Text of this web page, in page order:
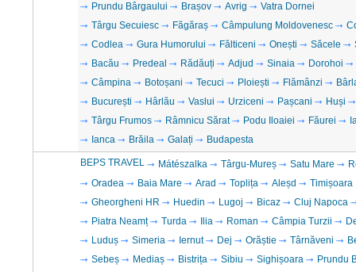
Prundu Bârgaului
Brașov Avrig
Vatra Dornei
Târgu Secuiesc
Făgăraș Câmpulung Moldovenesc
Codlea
Gura Humorului Fălticeni Onești Săcele
Bacău
Predeal Rădăuți Adjud Sinaia
Dorohoi
Câmpina
Botoșani Tecuci Ploiești Flămânzi
București
Hârlău Vaslui Urziceni Pașcani
Huși
Târgu Frumos
Râmnicu Sărat Podu Iloaiei Făurei
Ianca
Brăila Galați Budapesta
BEPS TRAVEL Mátészalka Târgu-Mureș Satu Mare
Oradea
Baia Mare Arad Toplița Aleșd
Timișoara
Gheorgheni HR
Huedin Lugoj Bicaz
Cluj Napoca
Piatra Neamț
Turda Ilia Roman Câmpia Turzii
Luduș
Simeria Iernut Dej Orăștie Târnăveni
Sebeș
Mediaș Bistrița Sibiu Sighișoara
Prundu